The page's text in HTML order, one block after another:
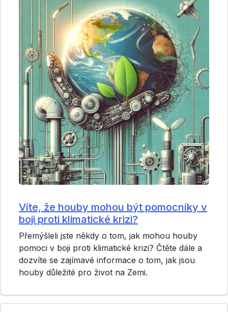
Víte, že houby mohou být pomocníky v
boji proti klimatické krizi?
Přemýšleli jste někdy o tom, jak mohou houby
pomoci v boji proti klimatické krizi? Čtěte dále a
dozvíte se zajímavé informace o tom, jak jsou
houby důležité pro život na Zemi.